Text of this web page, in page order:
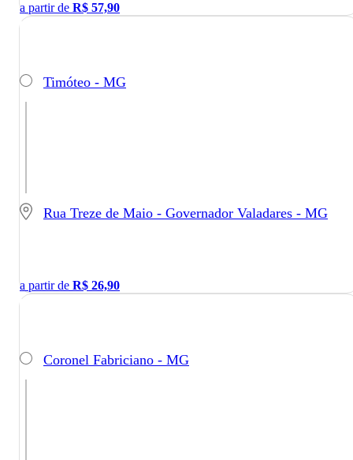
a partir de R$ 57,90
Timóteo - MG
Rua Treze de Maio - Governador Valadares - MG
a partir de R$ 26,90
Coronel Fabriciano - MG